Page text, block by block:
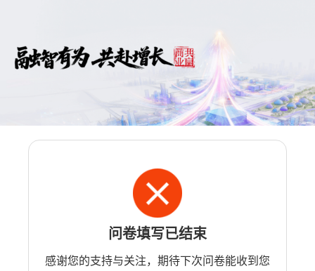
问卷填写已结束
感谢您的支持与关注，期待下次问卷能收到您